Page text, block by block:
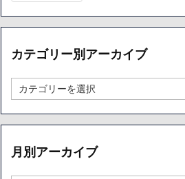
カテゴリー別アーカイブ
テ
ゴ
リ
別
月別アーカイブ